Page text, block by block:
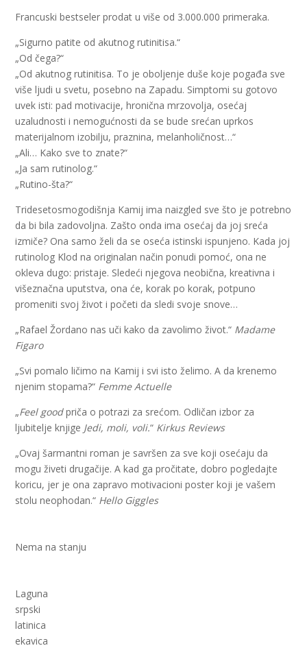
Francuski bestseler prodat u više od 3.000.000 primeraka.
„Sigurno patite od akutnog rutinitisa.“
„Od čega?“
„Od akutnog rutinitisa. To je oboljenje duše koje pogađa sve
više ljudi u svetu, posebno na Zapadu. Simptomi su gotovo
uvek isti: pad motivacije, hronična mrzovolja, osećaj
uzaludnosti i nemogućnosti da se bude srećan uprkos
materijalnom izobilju, praznina, melanholičnost…“
„Ali… Kako sve to znate?“
„Ja sam rutinolog.“
„Rutino-šta?“
Tridesetosmogodišnja Kamij ima naizgled sve što je potrebno
da bi bila zadovoljna. Zašto onda ima osećaj da joj sreća
izmiče? Ona samo želi da se oseća istinski ispunjeno. Kada joj
rutinolog Klod na originalan način ponudi pomoć, ona ne
okleva dugo: pristaje. Sledeći njegova neobična, kreativna i
višeznačna uputstva, ona će, korak po korak, potpuno
promeniti svoj život i početi da sledi svoje snove…
„Rafael Žordano nas uči kako da zavolimo život.“ Madame
Figaro
„Svi pomalo ličimo na Kamij i svi isto želimo. A da krenemo
njenim stopama?“ Femme Actuelle
„Feel goodpriča o potrazi za srećom. Odličan izbor za
ljubitelje knjige Jedi, moli, voli.“ Kirkus Reviews
„Ovaj šarmantni roman je savršen za sve koji osećaju da
mogu živeti drugačije. A kad ga pročitate, dobro pogledajte
koricu, jer je ona zapravo motivacioni poster koji je vašem
stolu neophodan.“ Hello Giggles
Nema na stanju
Laguna
srpski
latinica
ekavica